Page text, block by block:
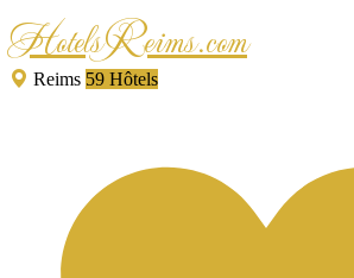
HotelsReims.com
Reims 59 Hôtels